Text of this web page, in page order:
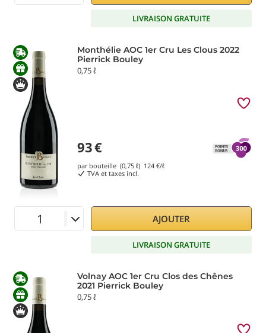
LIVRAISON GRATUITE
Monthélie AOC 1er Cru Les Clous 2022
Pierrick Bouley
0,75 ℓ
93€
par bouteille (0,75 ℓ) 124 €/ℓ
TVA et taxes incl.
AJOUTER
LIVRAISON GRATUITE
Volnay AOC 1er Cru Clos des Chênes
2021 Pierrick Bouley
0,75 ℓ